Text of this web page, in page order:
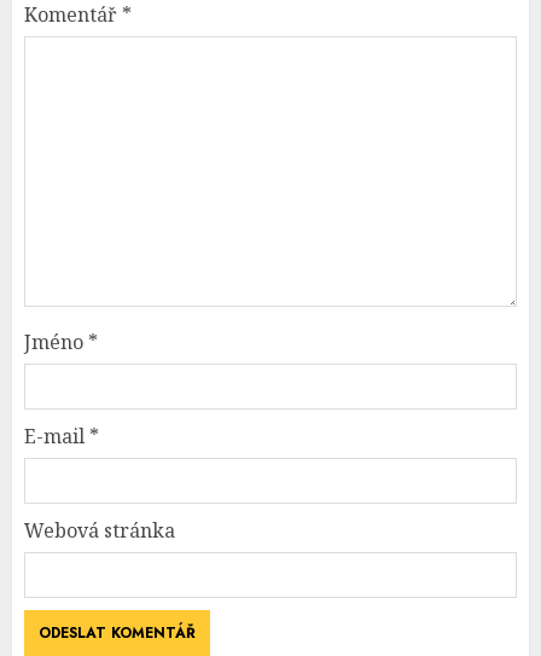
Komentář *
Jméno *
E-mail *
Webová stránka